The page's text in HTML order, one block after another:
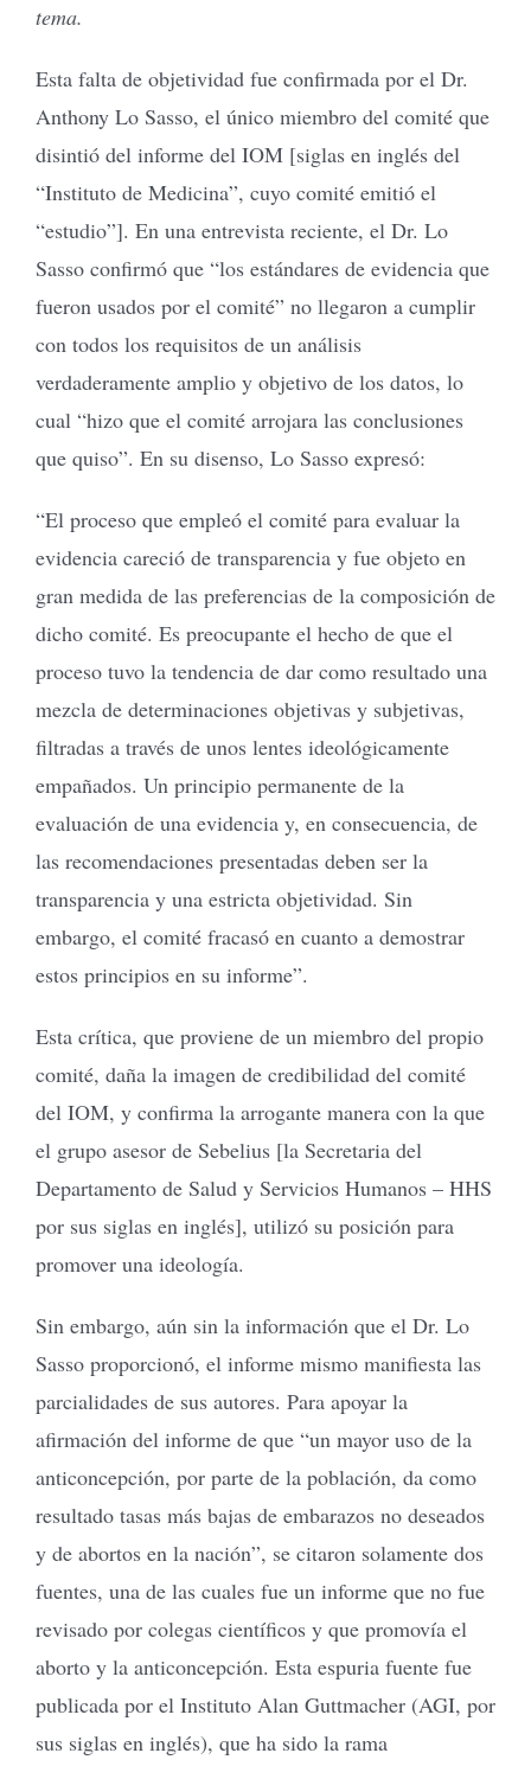
tema.
Esta falta de objetividad fue confirmada por el Dr.
Anthony Lo Sasso, el único miembro del comité que
disintió del informe del IOM [siglas en inglés del
“Instituto de Medicina”, cuyo comité emitió el
“estudio”]. En una entrevista reciente, el Dr. Lo
Sasso confirmó que “los estándares de evidencia que
fueron usados por el comité” no llegaron a cumplir
con todos los requisitos de un análisis
verdaderamente amplio y objetivo de los datos, lo
cual “hizo que el comité arrojara las conclusiones
que quiso”. En su disenso, Lo Sasso expresó:
“El proceso que empleó el comité para evaluar la
evidencia careció de transparencia y fue objeto en
gran medida de las preferencias de la composición de
dicho comité. Es preocupante el hecho de que el
proceso tuvo la tendencia de dar como resultado una
mezcla de determinaciones objetivas y subjetivas,
filtradas a través de unos lentes ideológicamente
empañados. Un principio permanente de la
evaluación de una evidencia y, en consecuencia, de
las recomendaciones presentadas deben ser la
transparencia y una estricta objetividad. Sin
embargo, el comité fracasó en cuanto a demostrar
estos principios en su informe”.
Esta crítica, que proviene de un miembro del propio
comité, daña la imagen de credibilidad del comité
del IOM, y confirma la arrogante manera con la que
el grupo asesor de Sebelius [la Secretaria del
Departamento de Salud y Servicios Humanos – HHS
por sus siglas en inglés], utilizó su posición para
promover una ideología.
Sin embargo, aún sin la información que el Dr. Lo
Sasso proporcionó, el informe mismo manifiesta las
parcialidades de sus autores. Para apoyar la
afirmación del informe de que “un mayor uso de la
anticoncepción, por parte de la población, da como
resultado tasas más bajas de embarazos no deseados
y de abortos en la nación”, se citaron solamente dos
fuentes, una de las cuales fue un informe que no fue
revisado por colegas científicos y que promovía el
aborto y la anticoncepción. Esta espuria fuente fue
publicada por el Instituto Alan Guttmacher (AGI, por
sus siglas en inglés), que ha sido la rama